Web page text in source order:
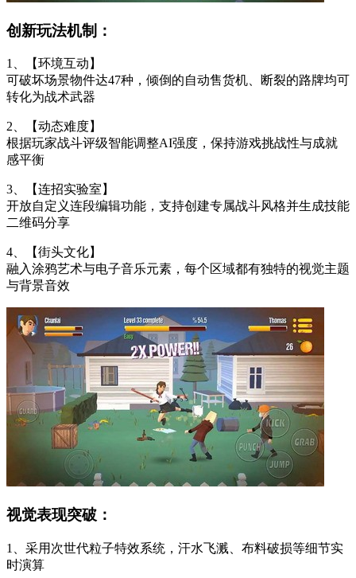
创新玩法机制：
1、【环境互动】
可破坏场景物件达47种，倾倒的自动售货机、断裂的路牌均可
转化为战术武器
2、【动态难度】
根据玩家战斗评级智能调整AI强度，保持游戏挑战性与成就
感平衡
3、【连招实验室】
开放自定义连段编辑功能，支持创建专属战斗风格并生成技能
二维码分享
4、【街头文化】
融入涂鸦艺术与电子音乐元素，每个区域都有独特的视觉主题
与背景音效
视觉表现突破：
1、采用次世代粒子特效系统，汗水飞溅、布料破损等细节实
时演算